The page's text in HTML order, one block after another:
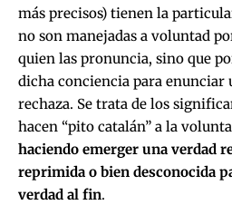
más precisos) tienen la
no son manejadas a voluntad
quien las pronuncia, sino que
dicha conciencia para enunciar
rechaza. Se trata de los
hacen “pito catalán” a la
haciendo emerger una verdad
reprimida o bien desconocida
verdad al fin.